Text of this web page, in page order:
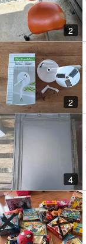
2
2
4